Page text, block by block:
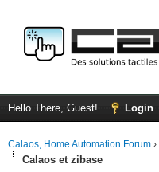
Hello There, Guest! Login
Calaos, Home Automation Forum ›
Calaos et zibase